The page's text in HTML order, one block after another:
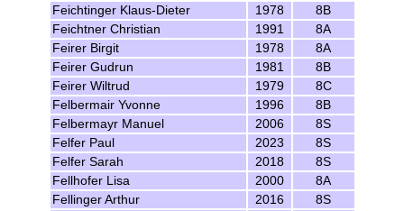
Feichtinger Klaus-Dieter
1978
8B
Feichtner Christian
1991
8A
Feirer Birgit
1978
8A
Feirer Gudrun
1981
8B
Feirer Wiltrud
1979
8C
Felbermair Yvonne
1996
8B
Felbermayr Manuel
2006
8S
Felfer Paul
2023
8S
Felfer Sarah
2018
8S
Fellhofer Lisa
2000
8A
Fellinger Arthur
2016
8S